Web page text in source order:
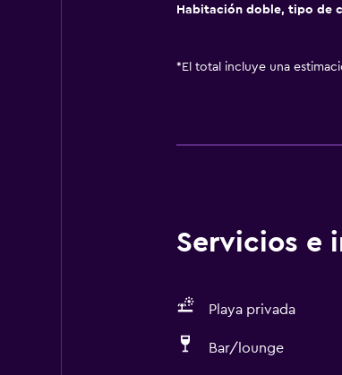
Habitación doble, tipo de
* El total incluye una
Servicios e
Playa privada
Bar/lounge